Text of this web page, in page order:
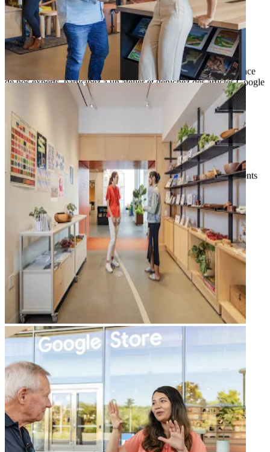
chevron_right
arrow_forward
Lieu
Google Store
Achetez les derniers produits de Google, bénéficiez de l'assistance
de nos experts, participez à un atelier et dénichez des articles Google
arrow_forward
Lieu
Plaza
Découvrez des installations artistiques et assistez à des événements
en plein air.
arrow_forward
Art
Laissez-vous inspirer par des œuvres interactives et créatives
arrow_forward